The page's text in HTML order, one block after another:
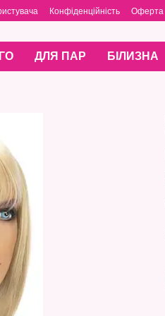
Конфіденційність Оферта
ДЛЯ ПАР БІЛИЗНА